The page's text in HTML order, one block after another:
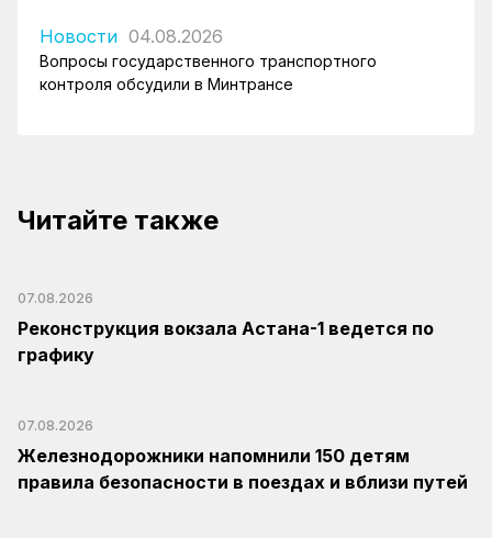
Новости 04.08.2026
Вопросы государственного транспортного
контроля обсудили в Минтрансе
Читайте также
07.08.2026
Реконструкция вокзала Астана-1 ведется по
графику
07.08.2026
Железнодорожники напомнили 150 детям
правила безопасности в поездах и вблизи путей